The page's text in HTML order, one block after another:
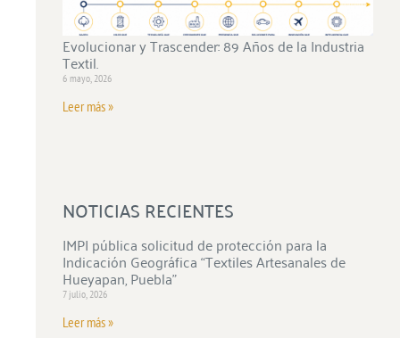
Evolucionar y Trascender: 89 Años de la Industria
Textil.
6 mayo, 2026
Leer más »
NOTICIAS RECIENTES
IMPI pública solicitud de protección para la
Indicación Geográfica “Textiles Artesanales de
Hueyapan, Puebla”
7 julio, 2026
Leer más »